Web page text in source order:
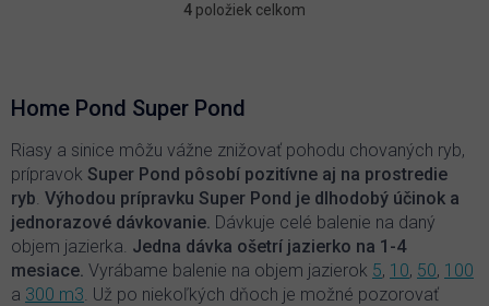
O
d
a
c
i
e
p
r
v
k
y
4 položiek celkom
Home Pond Super Pond
Riasy a sinice môžu vážne znižovať pohodu chovaných ryb,
prípravok Super Pond pôsobí pozitívne aj na prostredie
ryb. Výhodou prípravku Super Pond je dlhodobý účinok a
jednorazové dávkovanie. Dávkuje celé balenie na daný
objem jazierka. Jedna dávka ošetrí jazierko na 1-4
mesiace. Vyrábame balenie na objem jazierok 5, 10, 50, 100
a 300 m3. Už po niekoľkých dňoch je možné pozorovať